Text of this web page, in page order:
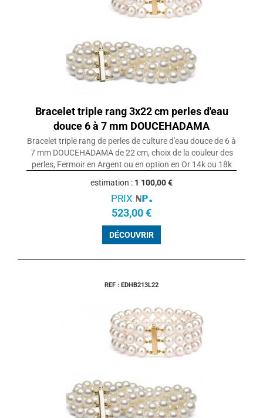
Bracelet triple rang 3x22 cm perles d'eau
douce 6 à 7 mm DOUCEHADAMA
Bracelet triple rang de perles de culture d'eau douce de 6 à
7 mm DOUCEHADAMA de 22 cm, choix de la couleur des
perles, Fermoir en Argent ou en option en Or 14k ou 18k
estimation : 1 100,00 €
PRIX
523,00 €
DÉCOUVRIR
REF : EDHB213L22